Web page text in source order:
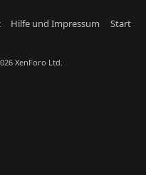
Hilfe und Impressum Start
XenForo Ltd.